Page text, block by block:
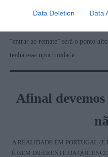
Data Deletion Data
antes com arma de fogo e muita
“entrar ao remate” será o ponto
tenha essa oportunidade.
Afinal devemos
A REALIDADE EM PORTUGAL
É BEM DIFERENTE DA QUE